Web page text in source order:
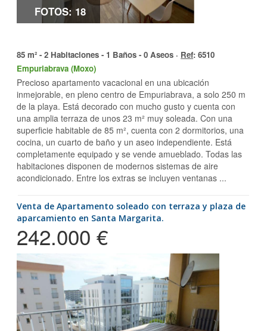
FOTOS: 18
85 m² - 2 Habitaciones - 1 Baños - 0 Aseos · Ref: 6510
Empuriabrava (Moxo)
Precioso apartamento vacacional en una ubicación
inmejorable, en pleno centro de Empuriabrava, a solo 250 m
de la playa. Está decorado con mucho gusto y cuenta con
una amplia terraza de unos 23 m² muy soleada. Con una
superficie habitable de 85 m², cuenta con 2 dormitorios, una
cocina, un cuarto de baño y un aseo independiente. Está
completamente equipado y se vende amueblado. Todas las
habitaciones disponen de modernos sistemas de aire
acondicionado. Entre los extras se incluyen ventanas ...
Venta de Apartamento soleado con terraza y plaza de
aparcamiento en Santa Margarita.
242.000 €